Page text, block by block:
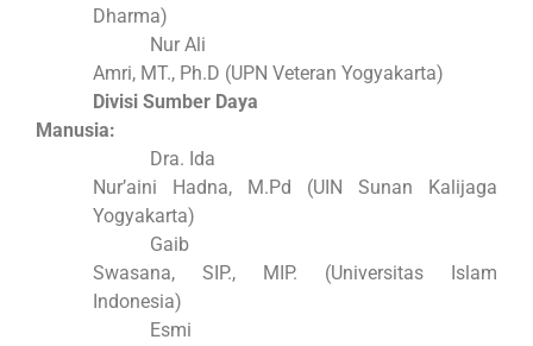
Dharma)
Nur Ali
Amri, MT., Ph.D (UPN Veteran Yogyakarta)
Divisi Sumber Daya
Manusia:
Dra. Ida
Nur’aini Hadna, M.Pd (UIN Sunan Kalijaga
Yogyakarta)
Gaib
Swasana, SIP., MIP. (Universitas Islam
Indonesia)
Esmi